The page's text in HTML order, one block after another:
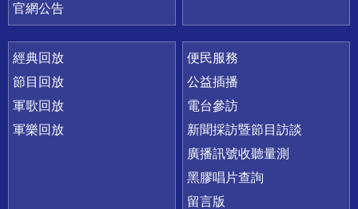
官網公告
經典回放
節目回放
軍歌回放
軍樂回放
便民服務
公益插播
電台參訪
新聞採訪暨節目訪談
廣播訊號收聽量測
黑膠唱片查詢
留言版